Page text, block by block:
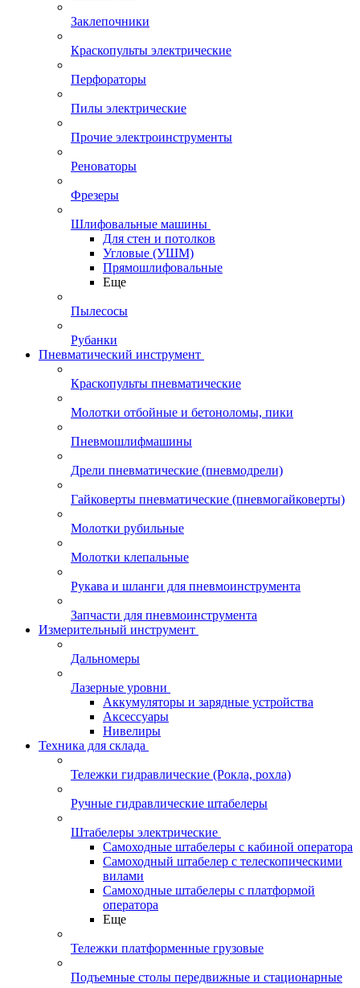
Заклепочники
Краскопульты электрические
Перфораторы
Пилы электрические
Прочие электроинструменты
Реноваторы
Фрезеры
Шлифовальные машины
Для стен и потолков
Угловые (УШМ)
Прямошлифовальные
Еще
Пылесосы
Рубанки
Пневматический инструмент
Краскопульты пневматические
Молотки отбойные и бетоноломы, пики
Пневмошлифмашины
Дрели пневматические (пневмодрели)
Гайковерты пневматические (пневмогайковерты)
Молотки рубильные
Молотки клепальные
Рукава и шланги для пневмоинструмента
Запчасти для пневмоинструмента
Измерительный инструмент
Дальномеры
Лазерные уровни
Аккумуляторы и зарядные устройства
Аксессуары
Нивелиры
Техника для склада
Тележки гидравлические (Рокла, рохла)
Ручные гидравлические штабелеры
Штабелеры электрические
Самоходные штабелеры с кабиной оператора
Самоходный штабелер с телескопическими
вилами
Самоходные штабелеры с платформой
оператора
Еще
Тележки платформенные грузовые
Подъемные столы передвижные и стационарные